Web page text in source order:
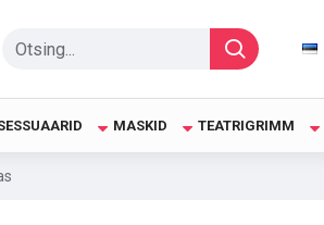
MASKID TEATRIGRIMM